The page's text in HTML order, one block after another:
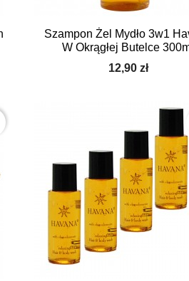
Szampon Żel Mydło 3w1
W Okrągłej Butelce
12,90 zł
Szybki podgląd